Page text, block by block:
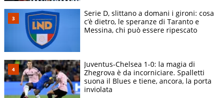
Serie D, slittano a domani i gironi: cosa
c’è dietro, le speranze di Taranto e
Messina, chi può essere ripescato
Juventus-Chelsea 1-0: la magia di
Zhegrova è da incorniciare. Spalletti
suona il Blues e tiene, ancora, la porta
inviolata